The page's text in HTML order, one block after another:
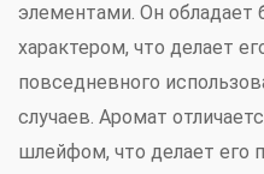
элементами. Он
характером, что делает
повседневного
случаев. Аромат
шлейфом, что делает его